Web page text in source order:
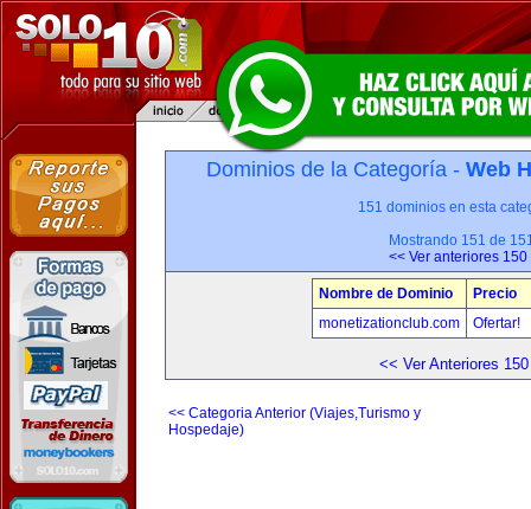
Dominios de la Categoría - Web
151 dominios en esta
Mostrando 151 de
<< Ver anteriores 150
Nombre de Dominio
Precio
monetizationclub.com
Ofertar!
<< Ver Anteriores 150
<< Categoria Anterior (Viajes,Turismo y
Hospedaje)